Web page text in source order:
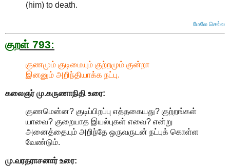
(him) to death.
மேலே செல்ல
குறள் 793:
குணமும் குடிமையும் குற்றமும் குன்றா
இனனும் அறிந்தியாக்க நட்பு.
கலைஞர் மு.கருணாநிதி உரை:
குணமென்ன? குடிப்பிறப்பு எத்தகையது? குற்றங்கள்
யாவை? குறையாத இயல்புகள் எவை? என்று
அனைத்தையும் அறிந்தே ஒருவருடன் நட்புக் கொள்ள
வேண்டும்.
மு.வரதராசனார்உரை: